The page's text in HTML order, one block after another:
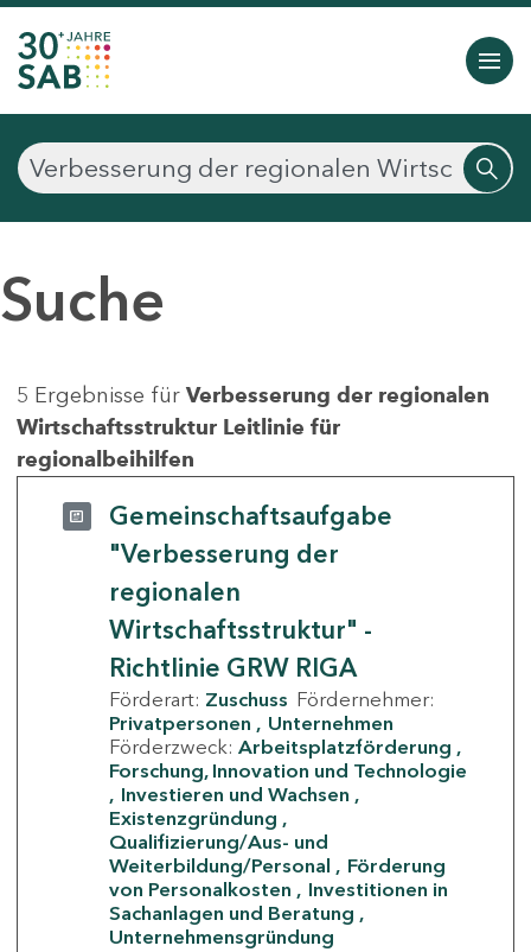
Suche
5 Ergebnisse für Verbesserung der regionalen
Wirtschaftsstruktur Leitlinie für
regionalbeihilfen
Gemeinschaftsaufgabe
"Verbesserung der
regionalen
Wirtschaftsstruktur" -
Richtlinie GRW RIGA
Förderart: Zuschuss Fördernehmer:
Privatpersonen
Unternehmen
Förderzweck: Arbeitsplatzförderung
Forschung, Innovation und Technologie
Investieren und Wachsen
Existenzgründung
Qualifizierung/Aus- und
Weiterbildung/Personal
Förderung
von Personalkosten
Investitionen in
Sachanlagen und Beratung
Unternehmensgründung